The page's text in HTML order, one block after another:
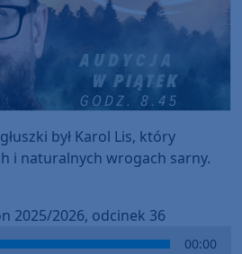
był Karol Lis, który
i naturalnych wrogach sarny.
2025/2026, odcinek 36
00:00